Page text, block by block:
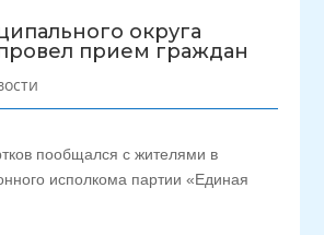
округа
прием граждан
пообщался с жителями в
исполкома партии «Единая